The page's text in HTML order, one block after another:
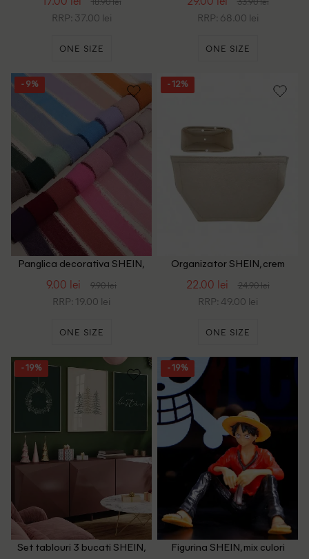
RRP: 37.00 lei
ONE SIZE
RRP: 68.00 lei
ONE SIZE
- 9%
Panglica decorativa SHEIN,
9.00 lei 9.90 lei
RRP: 19.00 lei
ONE SIZE
- 12%
Organizator SHEIN, crem
22.00 lei 24.90 lei
RRP: 49.00 lei
ONE SIZE
- 19%
Set tablouri 3 bucati SHEIN,
- 19%
Figurina SHEIN, mix culori